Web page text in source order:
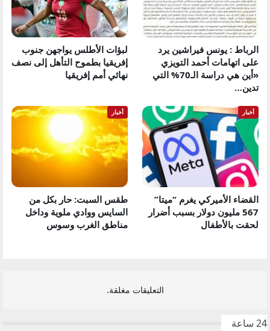
الرباط : يونس فيراشين يرد
على اتهامات أحمد التويزي
«أين هي دراسة الـ70% التي
تدين…
لبؤات الأطلس يواجهن جنوب
إفريقيا بطموح التأهل إلى نصف
نهائي أمم إفريقيا
أخبار
القضاء الأميركي يغرم “ميتا”
567 مليون دولار بسبب أضرار
لحقت بالأطفال
أخبار
طقس السبت: حار بكل من
السايس ووادي ملوية وداخل
مناطق الغرب وسوس
التعليقات مغلقة.
24 ساعة